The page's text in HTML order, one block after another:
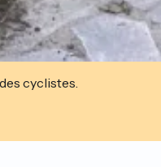
cyclistes.